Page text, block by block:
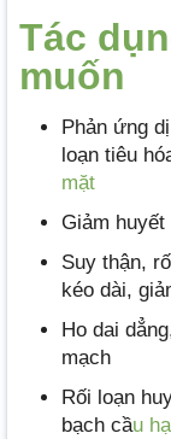
Tác
muốn
Phản ứng
loạn tiêu
mặt
Giảm
Suy thận,
kéo dài,
Ho dai
mạch
Rối loạn
bạch cầu